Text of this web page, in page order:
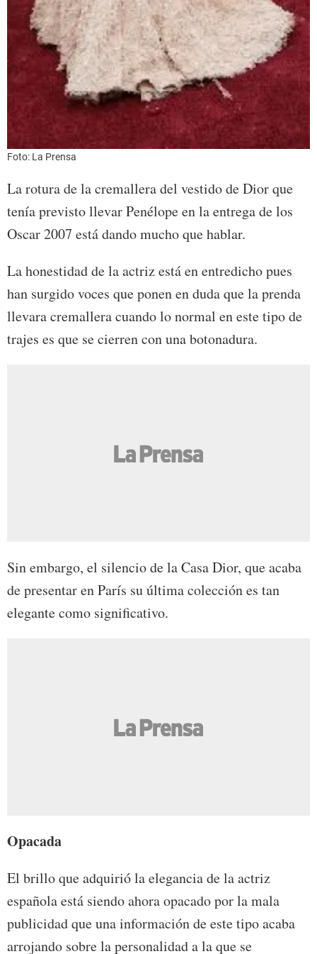
Foto: La Prensa
La rotura de la cremallera del vestido de Dior que
tenía previsto llevar Penélope en la entrega de los
Oscar 2007 está dando mucho que hablar.
La honestidad de la actriz está en entredicho pues
han surgido voces que ponen en duda que la prenda
llevara cremallera cuando lo normal en este tipo de
trajes es que se cierren con una botonadura.
Sin embargo, el silencio de la Casa Dior, que acaba
de presentar en París su última colección es tan
elegante como significativo.
Opacada
El brillo que adquirió la elegancia de la actriz
española está siendo ahora opacado por la mala
publicidad que una información de este tipo acaba
arrojando sobre la personalidad a la que se